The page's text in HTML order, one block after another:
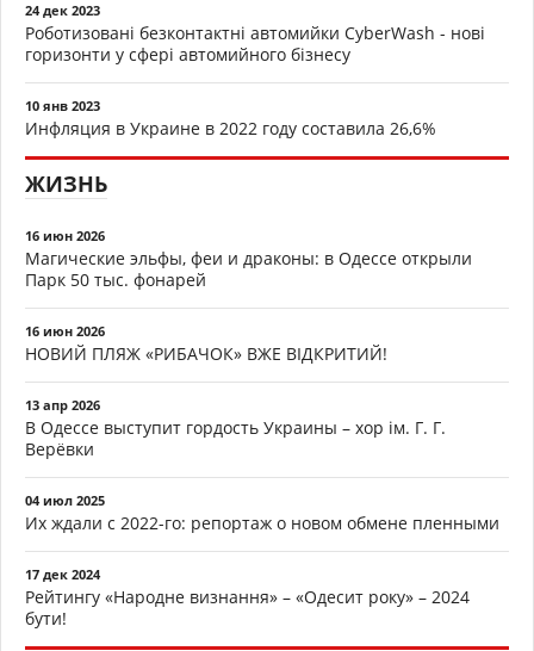
24 дек 2023
Роботизовані безконтактні автомийки CyberWash - нові
горизонти у сфері автомийного бізнесу
10 янв 2023
Инфляция в Украине в 2022 году составила 26,6%
ЖИЗНЬ
16 июн 2026
Магические эльфы, феи и драконы: в Одессе открыли
Парк 50 тыс. фонарей
16 июн 2026
НОВИЙ ПЛЯЖ «РИБАЧОК» ВЖЕ ВІДКРИТИЙ!
13 апр 2026
В Одессе выступит гордость Украины – хор ім. Г. Г.
Верёвки
04 июл 2025
Их ждали с 2022-го: репортаж о новом обмене пленными
17 дек 2024
Рейтингу «Народне визнання» – «Одесит року» – 2024
бути!